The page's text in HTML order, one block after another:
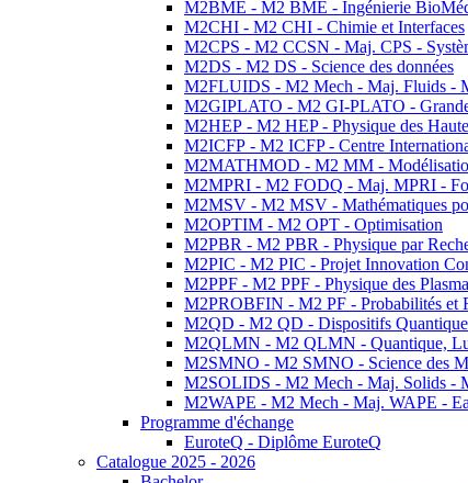
M2BME - M2 BME - Ingénierie
M2CHI - M2 CHI - Chimie et Interfaces
M2CPS - M2 CCSN - Maj. CPS -
M2DS - M2 DS - Science des données
M2FLUIDS - M2 Mech - Maj. Fluids -
M2GIPLATO - M2 GI-PLATO -
M2HEP - M2 HEP - Physique des
M2ICFP - M2 ICFP - Centre
M2MATHMOD - M2 MM -
M2MPRI - M2 FODQ - Maj. MPRI -
M2MSV - M2 MSV - Mathématiques
M2OPTIM - M2 OPT - Optimisation
M2PBR - M2 PBR - Physique par
M2PIC - M2 PIC - Projet Innovation
M2PPF - M2 PPF - Physique des
M2PROBFIN - M2 PF - Probabilités et
M2QD - M2 QD - Dispositifs
M2QLMN - M2 QLMN - Quantique,
M2SMNO - M2 SMNO - Science des
M2SOLIDS - M2 Mech - Maj. Solids -
M2WAPE - M2 Mech - Maj. WAPE -
Programme d'échange
EuroteQ - Diplôme EuroteQ
Catalogue 2025 - 2026